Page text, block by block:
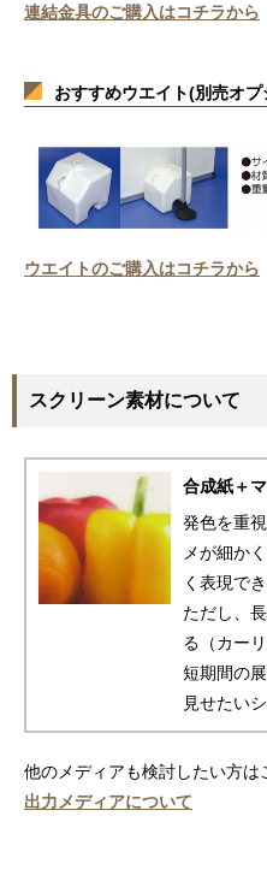
連結金具のご購入はコチラから
おすすめウエイト(別売オプ
ウエイトのご購入はコチラから
スクリーン素材について
合成紙＋
発色を重
メが細か
く表現でき
ただし、
る（カー
短期間の
見せたい
他のメディアも検討したい方は
出力メディアについて